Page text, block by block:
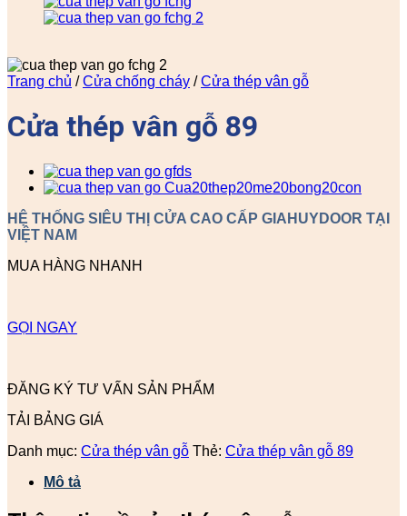
Trang chủ / Cửa chống cháy / Cửa thép vân gỗ
Cửa thép vân gỗ 89
HỆ THỐNG SIÊU THỊ CỬA CAO CẤP GIAHUYDOOR TẠI
VIỆT NAM
MUA HÀNG NHANH
GỌI NGAY
ĐĂNG KÝ TƯ VẤN SẢN PHẨM
TẢI BẢNG GIÁ
Danh mục: Cửa thép vân gỗ Thẻ: Cửa thép vân gỗ 89
Mô tả